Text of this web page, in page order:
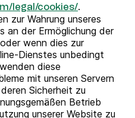
legal/cookies/.
zur Wahrung unseres
an der Ermöglichung der
wenn dies zur
Dienstes unbedingt
diese
mit unseren Servern
Sicherheit zu
Betrieb
unserer Website zu